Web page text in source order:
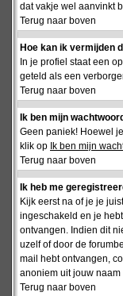
dat vakje wel aanvinkt
Terug naar boven
Hoe kan ik vermijden
In je profiel staat een
geteld als een
Terug naar boven
Ik ben mijn
Geen paniek! Hoewel
klik op Ik ben mijn
Terug naar boven
Ik heb me
Kijk eerst na of je je
ingeschakeld en je
ontvangen. Indien dit
uzelf of door de
mail hebt ontvangen,
anoniem uit jouw
Terug naar boven